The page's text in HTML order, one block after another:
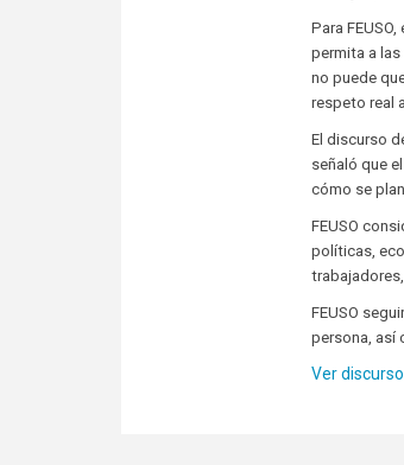
Para
permita a
no puede
respeto real
El discurso
señaló que
cómo se
FEUSO
políticas,
FEUSO
persona, así
Ver